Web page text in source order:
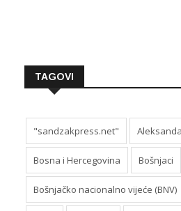
TAGOVI
"sandzakpress.net"
Bosna i Hercegovina Bošnjaci
Bošnjačko nacionalno vijeće (BNV)